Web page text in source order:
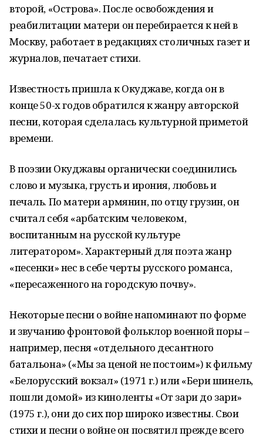
второй, «Острова». После освобождения и
реабилитации матери он перебирается к ней в
Москву, работает в редакциях столичных газет и
журналов, печатает стихи.
Известность пришла к Окуджаве, когда он в
конце 50-х годов обратился к жанру авторской
песни, которая сделалась культурной приметой
времени.
В поэзии Окуджавы органически соединились
слово и музыка, грусть и ирония, любовь и
печаль. По матери армянин, по отцу грузин, он
считал себя «арбатским человеком,
воспитанным на русской культуре
литератором». Характерный для поэта жанр
«песенки» нес в себе черты русского романса,
«пересаженного на городскую почву».
Некоторые песни о войне напоминают по форме
и звучанию фронтовой фольклор военной поры –
например, песня «отдельного десантного
батальона» («Мы за ценой не постоим») к фильму
«Белорусский вокзал» (1971 г.) или «Бери шинель,
пошли домой» из киноленты «От зари до зари»
(1975 г.), они до сих пор широко известны. Свои
стихи и песни о войне он посвятил прежде всего